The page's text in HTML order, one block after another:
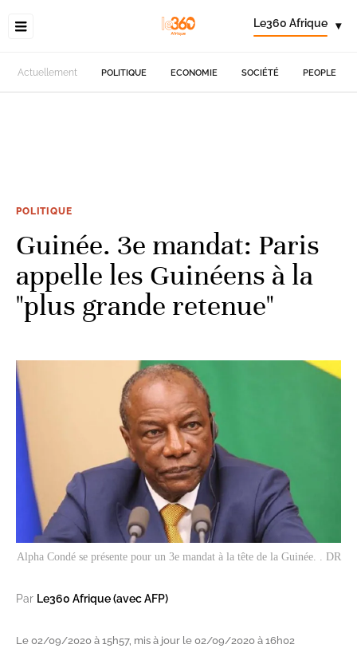
Le360 Afrique ▾
Actuellement POLITIQUE ECONOMIE SOCIÉTÉ PEOPLE
POLITIQUE
Guinée. 3e mandat: Paris
appelle les Guinéens à la
"plus grande retenue"
Alpha Condé se présente pour un 3e mandat à la tête de la Guinée. . DR
Par Le360 Afrique (avec AFP)
Le 02/09/2020 à 15h57, mis à jour le 02/09/2020 à 16h02